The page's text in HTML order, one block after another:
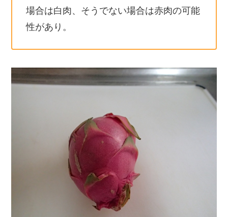
場合は白肉、そうでない場合は赤肉の可能
性があり。